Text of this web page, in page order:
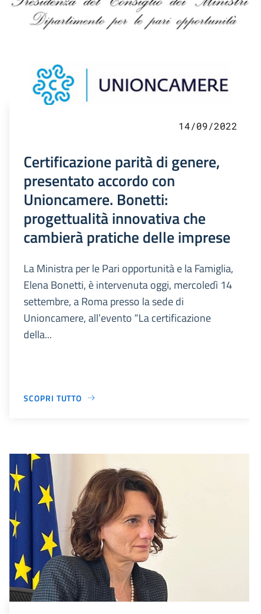
14/09/2022
Certificazione parità di genere,
presentato accordo con
Unioncamere. Bonetti:
progettualità innovativa che
cambierà pratiche delle imprese
La Ministra per le Pari opportunità e la Famiglia,
Elena Bonetti, è intervenuta oggi, mercoledì 14
settembre, a Roma presso la sede di
Unioncamere, all’evento “La certificazione
della...
SCOPRI TUTTO